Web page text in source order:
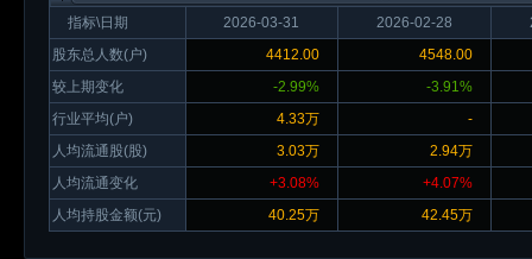
指标\日期
股东总人数(户)
较上期变化
行业平均(户)
人均流通股(股)
人均流通变化
人均持股金额(元)
2026-03-31 2026-02-28
4412.00
4548.00
-2.99%
-3.91%
4.33万
-
3.03万
2.94万
+3.08%
+4.07%
40.25万
42.45万